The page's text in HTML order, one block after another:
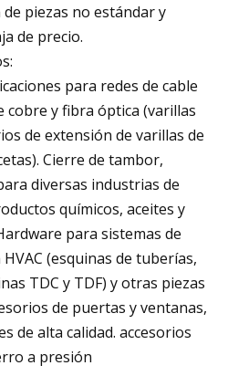
piezas no estándar y
de precio.
para redes de cable
cobre y fibra óptica (varillas
de extensión de varillas de
Cierre de tambor,
diversas industrias de
químicos, aceites y
para sistemas de
(esquinas de tuberías,
TDC y TDF) y otras piezas
de puertas y ventanas,
de alta calidad. accesorios
a presión